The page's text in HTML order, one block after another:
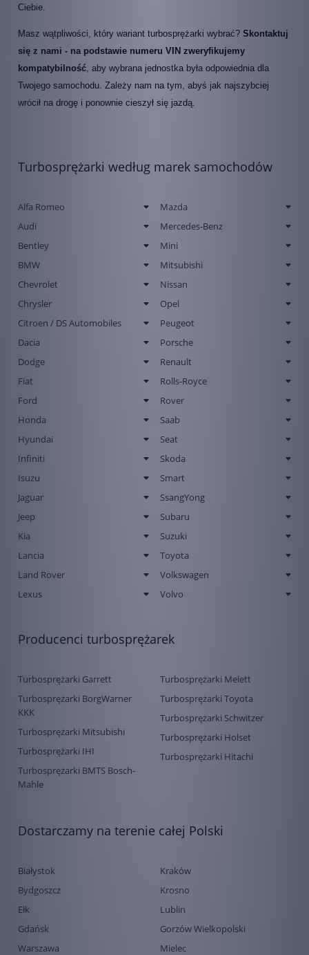
Ciebie.
Masz wątpliwości, który wariant turbosprężarki wybrać? Skontaktuj
się z nami - na podstawie numeru VIN zweryfikujemy
kompatybilność , aby wybrana jednostka była odpowiednia dla
Twojego samochodu. Zależy nam na tym, abyś jak najszybciej
wrócił na drogę i ponownie cieszył się jazdą.
Turbosprężarki według marek samochodów
Alfa Romeo
Audi
Bentley
BMW
Chevrolet
Chrysler
Citroen / DS Automobiles
Dacia
Dodge
Fiat
Ford
Honda
Hyundai
Infiniti
Isuzu
Jaguar
Jeep
Kia
Lancia
Land Rover
Lexus
Mazda
Mercedes-Benz
Mini
Mitsubishi
Nissan
Opel
Peugeot
Porsche
Renault
Rolls-Royce
Rover
Saab
Seat
Skoda
Smart
SsangYong
Subaru
Suzuki
Toyota
Volkswagen
Volvo
Producenci turbosprężarek
Turbosprężarki Garrett
Turbosprężarki BorgWarner
KKK
Turbosprężarki Mitsubishi
Turbosprężarki IHI
Turbosprężarki BMTS Bosch-
Mahle
Turbosprężarki Melett
Turbosprężarki Toyota
Turbosprężarki Schwitzer
Turbosprężarki Holset
Turbosprężarki Hitachi
Dostarczamy na terenie całej Polski
Białystok
Bydgoszcz
Ełk
Gdańsk
Warszawa
Kraków
Krosno
Lublin
Gorzów Wielkopolski
Mielec